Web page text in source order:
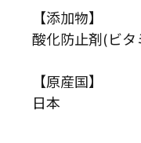
【添加物】
酸化防止剤(ビタ
【原産国】
日本